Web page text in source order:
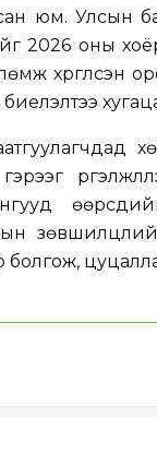
юм.
2026 оны
хүргүүлсэн
болгож,